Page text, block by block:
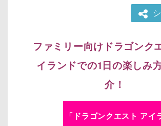
ファミリー向けドラゴンク
イランドでの1日の楽しみ
介！
「 ドラゴンクエスト アイ